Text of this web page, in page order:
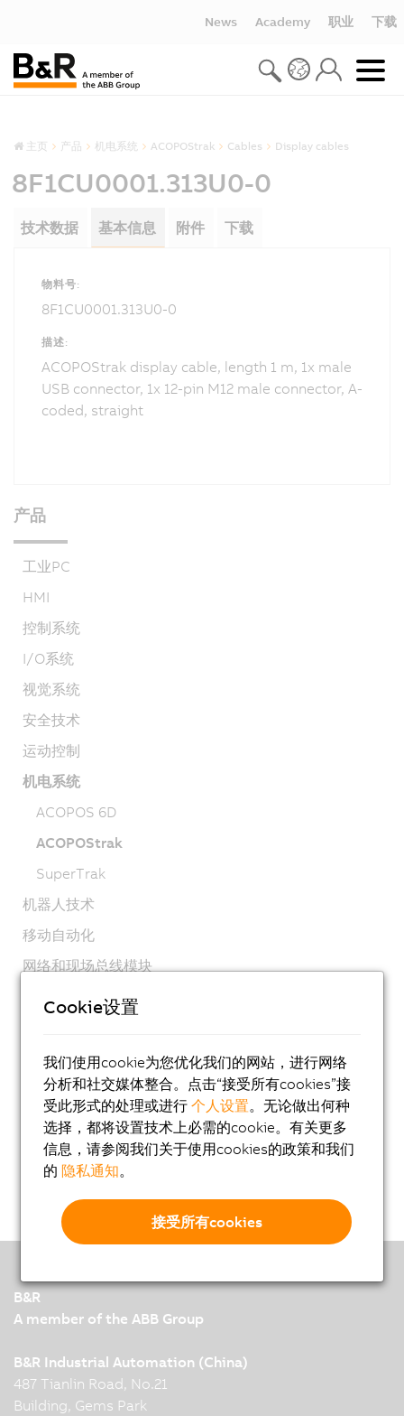
News Academy 职业 下载
主页 产品 机电系统 ACOPOStrak Cables Display cables
8F1CU0001.313U0-0
技术数据 基本信息 附件 下载
物料号:
8F1CU0001.313U0-0
描述:
ACOPOStrak display cable, length 1 m, 1x male
USB connector, 1x 12-pin M12 male connector, A-
coded, straight
产品
工业PC
HMI
控制系统
I/O系统
视觉系统
安全技术
运动控制
机电系统
ACOPOS 6D
ACOPOStrak
SuperTrak
机器人技术
移动自动化
网络和现场总线模块
过程控制系统
附件
白皮书：自适应机器
B&R
A member of the ABB Group
B&R Industrial Automation (China)
487 Tianlin Road, No.21
Building, Gems Park
Cookie设置
我们使用cookie为您优化我们的网站，进行网络
分析和社交媒体整合。点击“接受所有cookies”接
受此形式的处理或进行个人设置。无论做出何种
选择，都将设置技术上必需的cookie。有关更多
信息，请参阅我们关于使用cookies的政策和我们
的 隐私通知。
接受所有cookies